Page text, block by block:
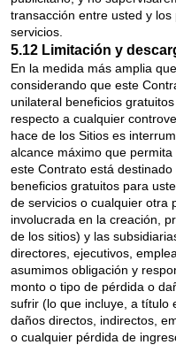
transacción entre usted y
servicios.
5.12 Limitación y
En la medida más amplia
considerando que este
unilateral beneficios
respecto a cualquier
hace de los Sitios es
alcance máximo que
este Contrato está
beneficios gratuitos para
de servicios o cualquier otra
involucrada en la creación,
de los sitios) y las
directores, ejecutivos,
asumimos obligación y
monto o tipo de pérdida o
sufrir (lo que incluye, a título
daños directos, indirectos,
o cualquier pérdida de